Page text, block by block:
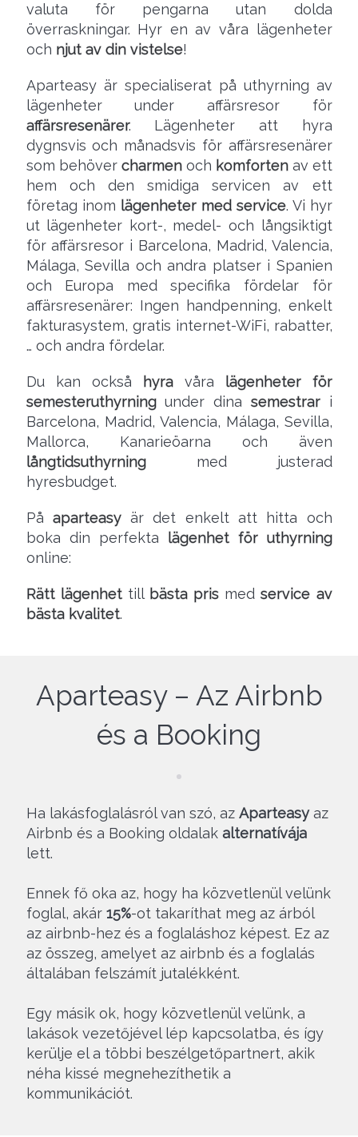
valuta för pengarna utan dolda
överraskningar. Hyr en av våra lägenheter
och njut av din vistelse!
Aparteasy är specialiserat på uthyrning av
lägenheter under affärsresor för
affärsresenärer. Lägenheter att hyra
dygnsvis och månadsvis för affärsresenärer
som behöver charmenoch komfortenav ett
hem och den smidiga servicen av ett
företag inom lägenheter med service. Vi hyr
ut lägenheter kort-, medel- och långsiktigt
för affärsresor i Barcelona, Madrid, Valencia,
Málaga, Sevilla och andra platser i Spanien
och Europa med specifika fördelar för
affärsresenärer: Ingen handpenning, enkelt
fakturasystem, gratis internet-WiFi, rabatter,
… och andra fördelar.
Du kan också hyravåra lägenheter för
semesteruthyrningunder dina semestrari
Barcelona, Madrid, Valencia, Málaga, Sevilla,
Mallorca, Kanarieöarna och även
långtidsuthyrningmed justerad
hyresbudget.
På aparteasyär det enkelt att hitta och
boka din perfekta lägenhet för uthyrning
online:
Rätt lägenhettill bästa pris medservice av
bästa kvalitet.
Aparteasy – Az Airbnb
és a Booking
Ha lakásfoglalásról van szó, az Aparteasyaz
Airbnb és a Booking oldalak alternatívája
lett.
Ennek fő oka az, hogy ha közvetlenül velünk
foglal, akár 15%-ot takaríthat meg az árból
az airbnb-hez és a foglaláshoz képest. Ez az
az összeg, amelyet az airbnb és a foglalás
általában felszámít jutalékként.
Egy másik ok, hogy közvetlenül velünk, a
lakások vezetőjével lép kapcsolatba, és így
kerülje el a többi beszélgetőpartnert, akik
néha kissé megnehezíthetik a
kommunikációt.